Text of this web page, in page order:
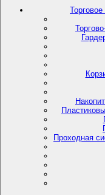
Проходная